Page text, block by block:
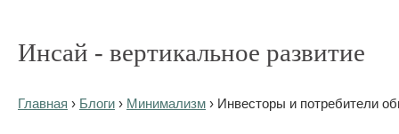
Инсай - вертикальное развитие
Главная › Блоги › Минимализм › Инвесторы и потребители